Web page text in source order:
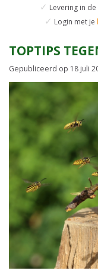
✓ Levering in
✓ Login met je
TOPTIPS
Gepubliceerd op 18 juli